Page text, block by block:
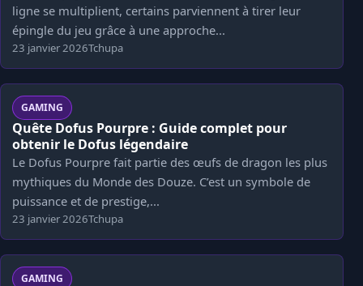
ligne se multiplient, certains parviennent à tirer leur
épingle du jeu grâce à une approche...
23 janvier 2026Tchupa
GAMING
Quête Dofus Pourpre : Guide complet pour
obtenir le Dofus légendaire
Le Dofus Pourpre fait partie des œufs de dragon les plus
mythiques du Monde des Douze. C’est un symbole de
puissance et de prestige,...
23 janvier 2026Tchupa
GAMING